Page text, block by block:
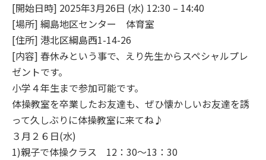
[開始日時] 2025年3月26日 (水) 12:30 – 14:40
[場所] 綱島地区センター 体育室
[住所] 港北区綱島西1-14-26
[内容] 春休みという事で、えり先生からスペシャルプレ
ゼントです。
小学４年生まで参加可能です。
体操教室を卒業したお友達も、ぜひ懐かしいお友達を誘
って久しぶりに体操教室に来てね♪
３月２６日(水)
1)親子で体操クラス 12：30～13：30